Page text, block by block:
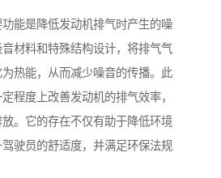
能是降低发动机排气时产生的噪
材料和特殊结构设计，将排气气
热能，从而减少噪音的传播。此
程度上改善发动机的排气效率，
。它的存在不仅有助于降低环境
驶员的舒适度，并满足环保法规